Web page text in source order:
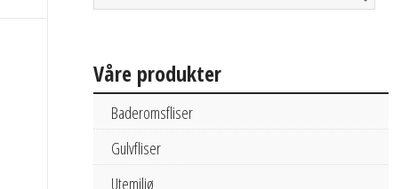
Våre produkter
Baderomsfliser
Gulvfliser
Utemiljø